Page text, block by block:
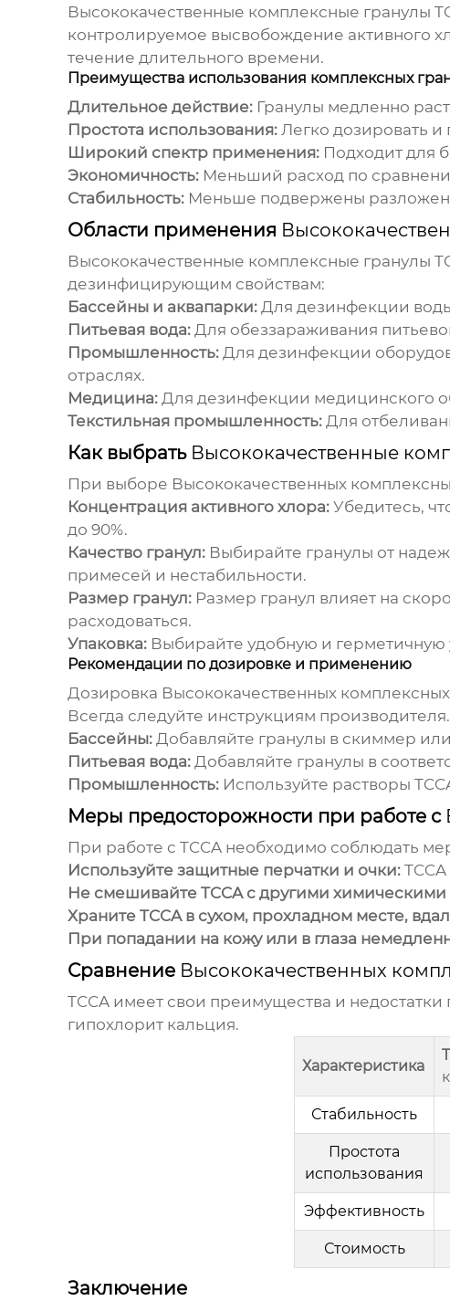
Высококачественные комплексные гранулы
контролируемое высвобождение активного
течение длительного времени.
Преимущества использования комплексных
Длительное действие:Гранулы медленно
Простота использования:Легко дозировать и
Широкий спектр применения:Подходит для
Экономичность:Меньший расход по
Стабильность:Меньше подвержены
Области применения
Высококачественные комплексные гранулы
дезинфицирующим свойствам:
Бассейны и аквапарки:Для дезинфекции
Питьевая вода:Для обеззараживания
Промышленность:Для дезинфекции
отраслях.
Медицина:Для дезинфекции медицинского
Текстильная промышленность:Для
Как выбрать Высококачественные
При выборе Высококачественных
Концентрация активного хлора:Убедитесь,
до 90%.
Качество гранул:Выбирайте гранулы от
примесей и нестабильности.
Размер гранул:Размер гранул влияет на
расходоваться.
Упаковка:Выбирайте удобную и герметичную
Рекомендации по дозировке и применению
Дозировка Высококачественных комплексных
Всегда следуйте инструкциям
Бассейны:Добавляйте гранулы в скиммер
Питьевая вода:Добавляйте гранулы в
Промышленность:Используйте растворы
Меры предосторожности при работе с
При работе с TCCA необходимо соблюдать
Используйте защитные перчатки и очки:
Не смешивайте TCCA с другими
Храните TCCA в сухом, прохладном месте,
При попадании на кожу или в глаза
Сравнение Высококачественных
TCCA имеет свои преимущества и
гипохлорит кальция.
Характеристика
Стабильность
Простота
использования
Эффективность
Стоимость
Заключение